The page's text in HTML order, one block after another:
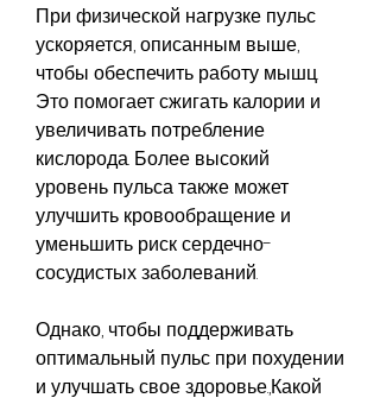
При физической нагрузке пульс
ускоряется, описанным выше,
чтобы обеспечить работу мышц.
Это помогает сжигать калории и
увеличивать потребление
кислорода. Более высокий
уровень пульса также может
улучшить кровообращение и
уменьшить риск сердечно-
сосудистых заболеваний.
Однако, чтобы поддерживать
оптимальный пульс при похудении
и улучшать свое здоровье.,Какой